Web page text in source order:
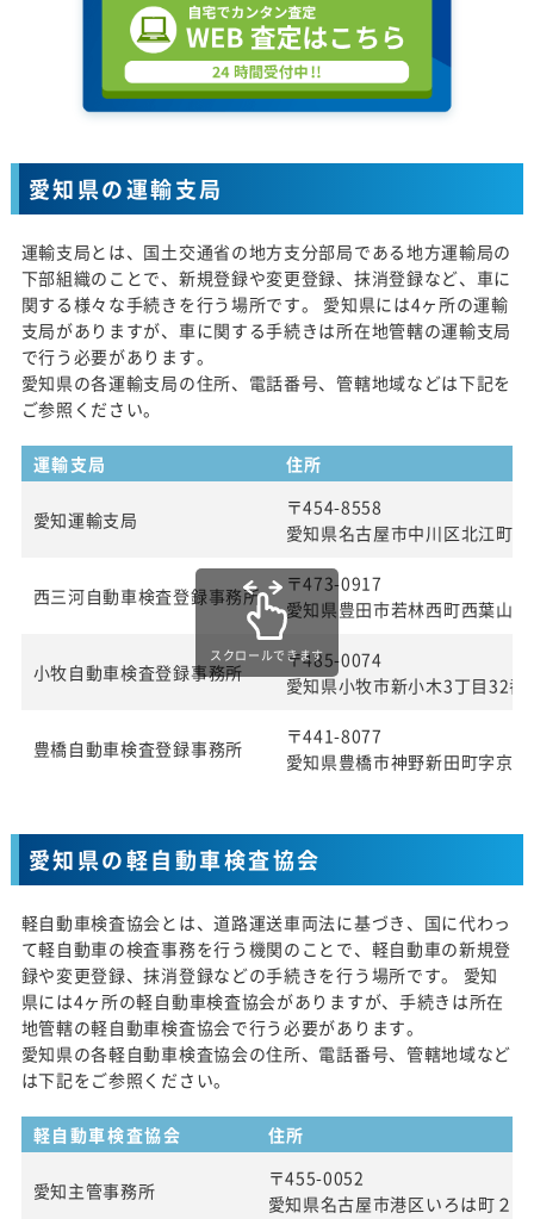
愛知県の運輸支局
運輸支局とは、国土交通省の地方支分部局である地方運輸局の
下部組織のことで、新規登録や変更登録、抹消登録など、車に
関する様々な手続きを行う場所です。 愛知県には4ヶ所の運輸
支局がありますが、車に関する手続きは所在地管轄の運輸支局
で行う必要があります。
愛知県の各運輸支局の住所、電話番号、管轄地域などは下記を
ご参照ください。
運輸支局 住所
愛知運輸支局
〒454-8558
愛知県名古屋市中川区北江町1
西三河自動車検査登録事務所
〒473-0917
愛知県豊田市若林西町西葉山46
小牧自動車検査登録事務所
〒485-0074
愛知県小牧市新小木3丁目32番
豊橋自動車検査登録事務所
〒441-8077
愛知県豊橋市神野新田町字京
スクロールできます
愛知県の軽自動車検査協会
軽自動車検査協会とは、道路運送車両法に基づき、国に代わっ
て軽自動車の検査事務を行う機関のことで、軽自動車の新規登
録や変更登録、抹消登録などの手続きを行う場所です。 愛知
県には4ヶ所の軽自動車検査協会がありますが、手続きは所在
地管轄の軽自動車検査協会で行う必要があります。
愛知県の各軽自動車検査協会の住所、電話番号、管轄地域など
は下記をご参照ください。
軽自動車検査協会 住所
愛知主管事務所
〒455-0052
愛知県名古屋市港区いろは町２